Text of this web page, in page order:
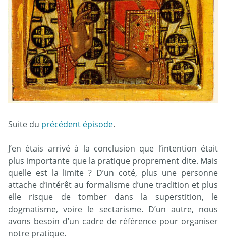
Suite du précédent épisode.
J’en étais arrivé à la conclusion que l’intention était
plus importante que la pratique proprement dite. Mais
quelle est la limite ? D’un coté, plus une personne
attache d’intérêt au formalisme d’une tradition et plus
elle risque de tomber dans la superstition, le
dogmatisme, voire le sectarisme. D’un autre, nous
avons besoin d’un cadre de référence pour organiser
notre pratique.